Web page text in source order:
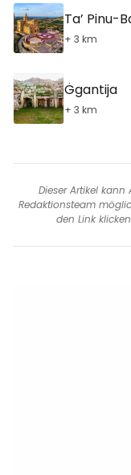
Ta’ Pinu-
+ 3 km
Ġgantija
+ 3 km
Dieser Artikel
Redaktionsteam
den Link